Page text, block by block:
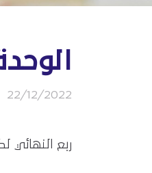
22/12/2022
ربع